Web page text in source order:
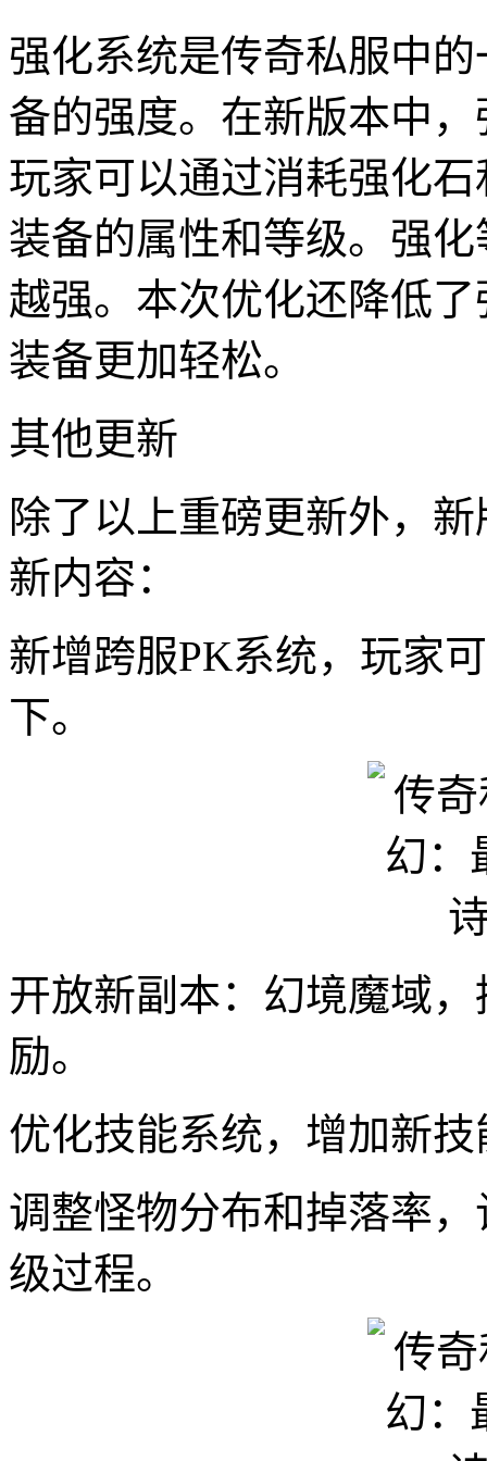
强化系统是传奇私服中
备的强度。在新版本中
玩家可以通过消耗强化
装备的属性和等级。强
越强。本次优化还降低
装备更加轻松。
其他更新
除了以上重磅更新外，
新内容：
新增跨服PK系统，玩家
下。
开放新副本：幻境魔域
励。
优化技能系统，增加新
调整怪物分布和掉落率
级过程。